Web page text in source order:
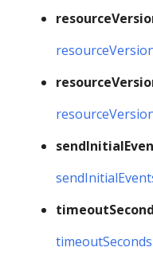
timeoutSeconds